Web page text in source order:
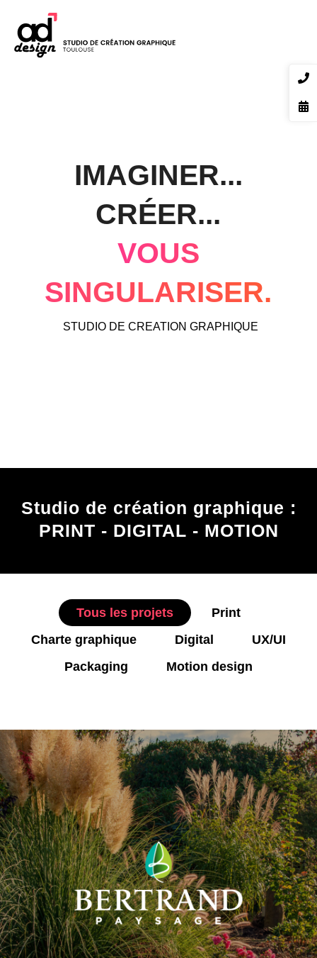
STUDIO DE CREATION GRAPHIQUE
IMAGINER...
CRÉER...
VOUS
SINGULARISER.
Studio de création graphique :
PRINT - DIGITAL - MOTION
Tous les projets
Print
Charte graphique
Digital
UX/UI
Packaging
Motion design